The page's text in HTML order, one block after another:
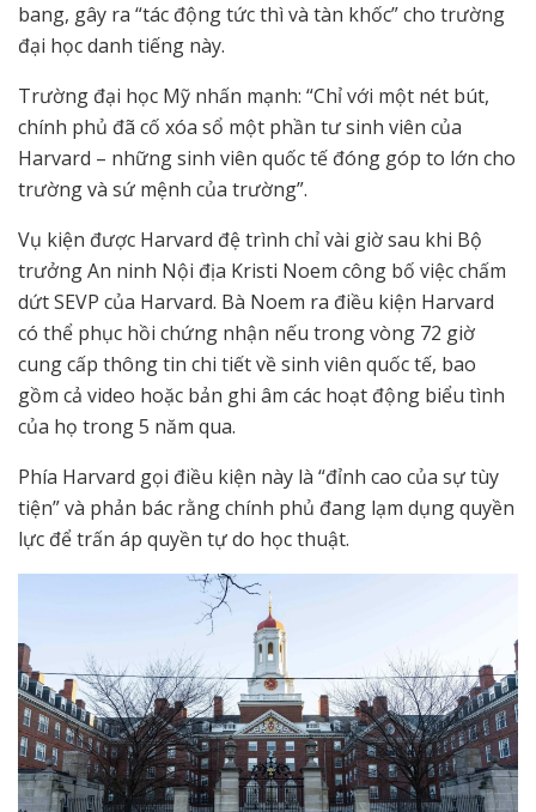
bang, gây ra “tác động tức thì và tàn khốc” cho trường
đại học danh tiếng này.
Trường đại học Mỹ nhấn mạnh: “Chỉ với một nét bút,
chính phủ đã cố xóa sổ một phần tư sinh viên của
Harvard – những sinh viên quốc tế đóng góp to lớn cho
trường và sứ mệnh của trường”.
Vụ kiện được Harvard đệ trình chỉ vài giờ sau khi Bộ
trưởng An ninh Nội địa Kristi Noem công bố việc chấm
dứt SEVP của Harvard. Bà Noem ra điều kiện Harvard
có thể phục hồi chứng nhận nếu trong vòng 72 giờ
cung cấp thông tin chi tiết về sinh viên quốc tế, bao
gồm cả video hoặc bản ghi âm các hoạt động biểu tình
của họ trong 5 năm qua.
Phía Harvard gọi điều kiện này là “đỉnh cao của sự tùy
tiện” và phản bác rằng chính phủ đang lạm dụng quyền
lực để trấn áp quyền tự do học thuật.